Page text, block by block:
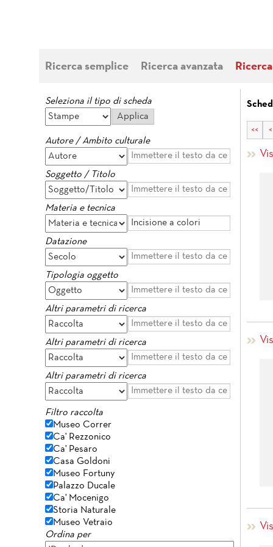
Ricerca semplice Ricerca avanzata
Seleziona il tipo di scheda
Autore / Ambito culturale
Soggetto / Titolo
Materia e tecnica
Datazione
Tipologia oggetto
Altri parametri di ricerca
Altri parametri di ricerca
Altri parametri di ricerca
Filtro raccolta
Museo Correr
Ca' Rezzonico
Ca' Pesaro
Casa Goldoni
Museo Fortuny
Palazzo Ducale
Ca' Mocenigo
Storia Naturale
Museo Vetraio
Ordina per
<< <